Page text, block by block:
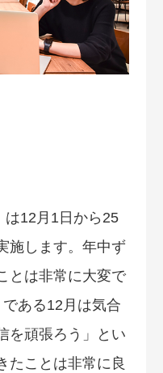
は12月1日から25
施します。年中ず
とは非常に大変で
ある12月は気合
を頑張ろう」とい
たことは非常に良